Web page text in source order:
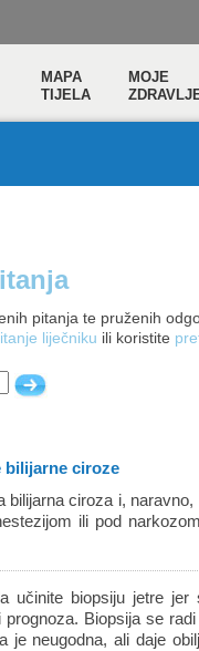
MAPA
TIJELA
MOJE
pitanja te pruženih
liječniku ili koristite
bilijarne ciroze
bilijarna ciroza i,
ili pod
učinite biopsiju jetre jer
Biopsija se
je neugodna, ali daje